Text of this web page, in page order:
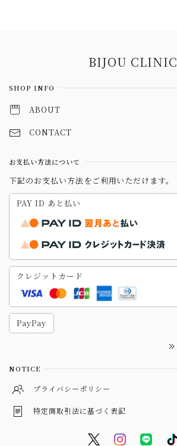
BIJOU CLINIC
SHOP INFO
ABOUT
CONTACT
お支払い方法について
下記のお支払い方法をご利用いただけます。
PAY ID あと払い
クレジットカード
PayPay
NOTICE
プライバシーポリシー
特定商取引法に基づく表記